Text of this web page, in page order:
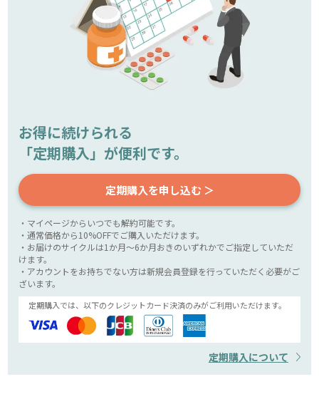
お得に続けられる
「定期購入」が便利です。
定期購入を申し込む ＞
・マイページからいつでも解約可能です。
・通常価格から10%OFFでご購入いただけます。
・お届けのサイクルは1か月～6か月おきのいずれかでご指定していただ
けます。
・アカウントをお持ちでない方は新規会員登録を行っていただく必要がご
ざいます。
定期購入では、以下のクレジットカード決済のみがご利用いただけます。
定期購入について